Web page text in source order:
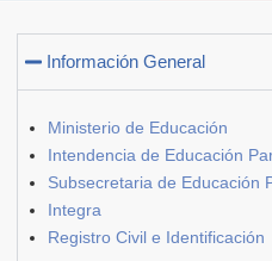
Información General
Ministerio de Educación
Intendencia de Educación
Subsecretaria de Educación
Integra
Registro Civil e Identificación